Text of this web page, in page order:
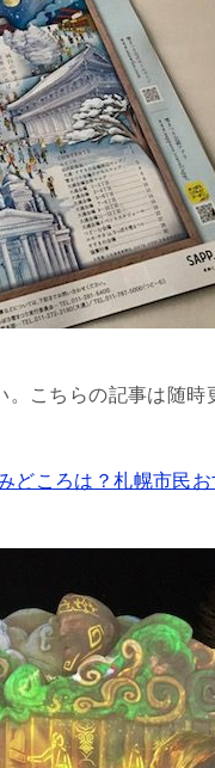
。こちらの記事は随時
どころは？札幌市民